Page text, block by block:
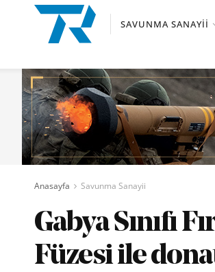
SAVUNMA SANAYII
Anasayfa Savunma Sanayii
Gabya Sınıfı
Füzesi ile